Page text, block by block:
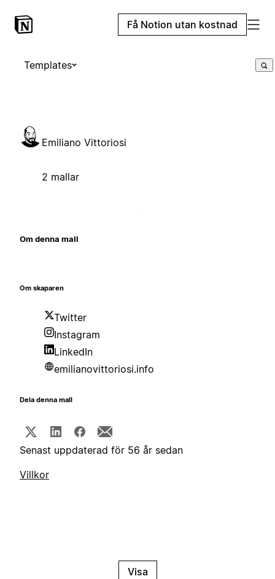
Få Notion utan kostnad
Templates
Emiliano Vittoriosi
2 mallar
Om denna mall
Om skaparen
Twitter
Instagram
LinkedIn
emilianovittoriosi.info
Dela denna mall
Senast uppdaterad för 56 år sedan
Villkor
Visa